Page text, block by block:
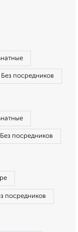
Без посредников
Без посредников
посредников